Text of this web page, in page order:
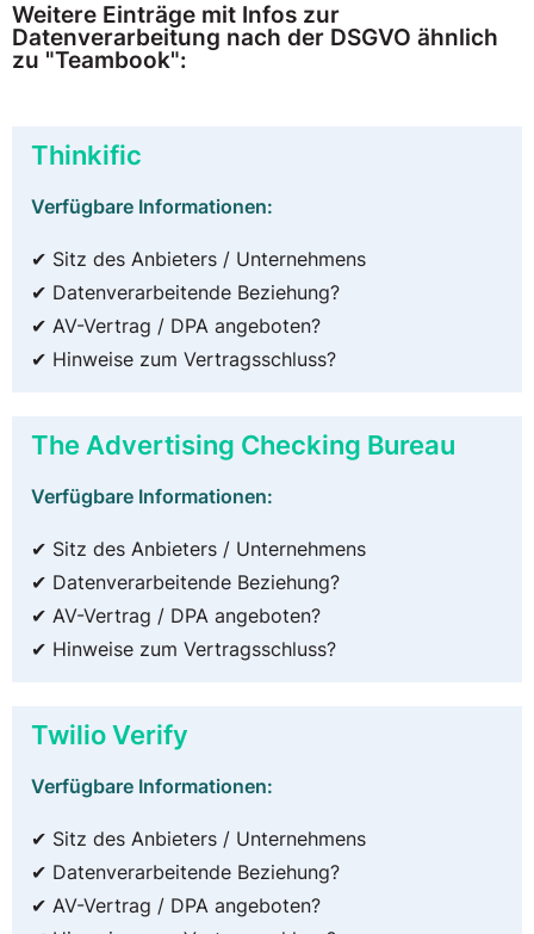
Weitere Einträge mit Infos zur
Datenverarbeitung nach der DSGVO ähnlich
zu "Teambook":
Thinkific
Verfügbare Informationen:
✔ Sitz des Anbieters / Unternehmens
✔ Datenverarbeitende Beziehung?
✔ AV-Vertrag / DPA angeboten?
✔ Hinweise zum Vertragsschluss?
The Advertising Checking Bureau
Verfügbare Informationen:
✔ Sitz des Anbieters / Unternehmens
✔ Datenverarbeitende Beziehung?
✔ AV-Vertrag / DPA angeboten?
✔ Hinweise zum Vertragsschluss?
Twilio Verify
Verfügbare Informationen:
✔ Sitz des Anbieters / Unternehmens
✔ Datenverarbeitende Beziehung?
✔ AV-Vertrag / DPA angeboten?